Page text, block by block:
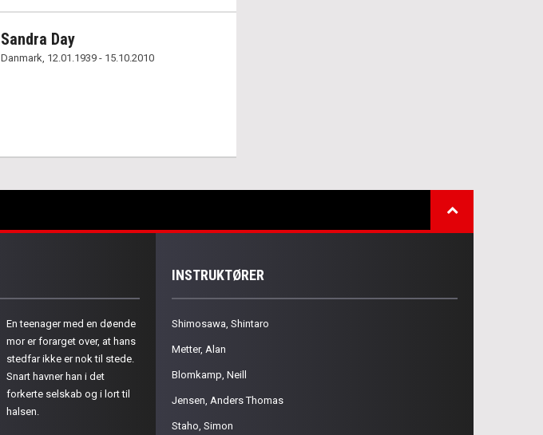
Sandra Day
Danmark, 12.01.1939 - 15.10.2010
En teenager med en døende
mor er forarget over, at hans
stedfar ikke er nok til stede.
Snart havner han i det
forkerte selskab og i lort til
halsen.
INSTRUKTØRER
Shimosawa, Shintaro
Metter, Alan
Blomkamp, Neill
Jensen, Anders Thomas
Staho, Simon